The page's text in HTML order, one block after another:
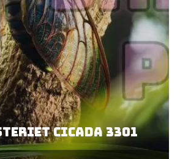
Cicada 3301